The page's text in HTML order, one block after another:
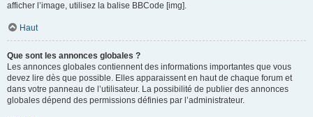
afficher l’image, utilisez la balise BBCode [img].
Haut
Que sont les annonces globales ?
Les annonces globales contiennent des informations importantes que vous
devez lire dès que possible. Elles apparaissent en haut de chaque forum et
dans votre panneau de l’utilisateur. La possibilité de publier des annonces
globales dépend des permissions définies par l’administrateur.